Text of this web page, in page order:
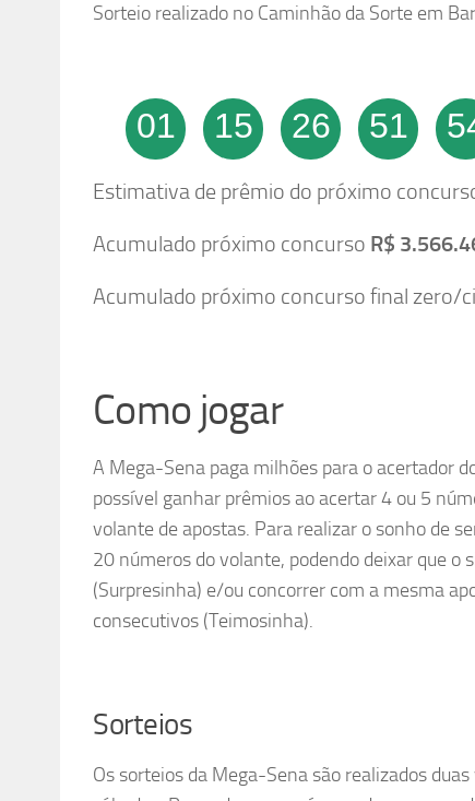
Sorteio realizado no Caminhão da Sorte em
01 15 26 51
Estimativa de prêmio do próximo
Acumulado próximo concurso R$
Acumulado próximo concurso final zero/
Como jogar
A Mega-Sena paga milhões para o acertador
possível ganhar prêmios ao acertar 4 ou 5
volante de a​postas. Para realizar o sonho de
20 números do volante, podendo deixar que o
(Surpresinha) e/ou concorrer com a mesma
consecutivos (Teimosinha).
Sorteios​​
Os sorteios da Mega-Sena são realizados